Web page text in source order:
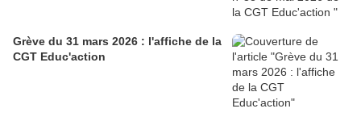
Grève du 31 mars 2026 : l'affiche de la
CGT Educ'action